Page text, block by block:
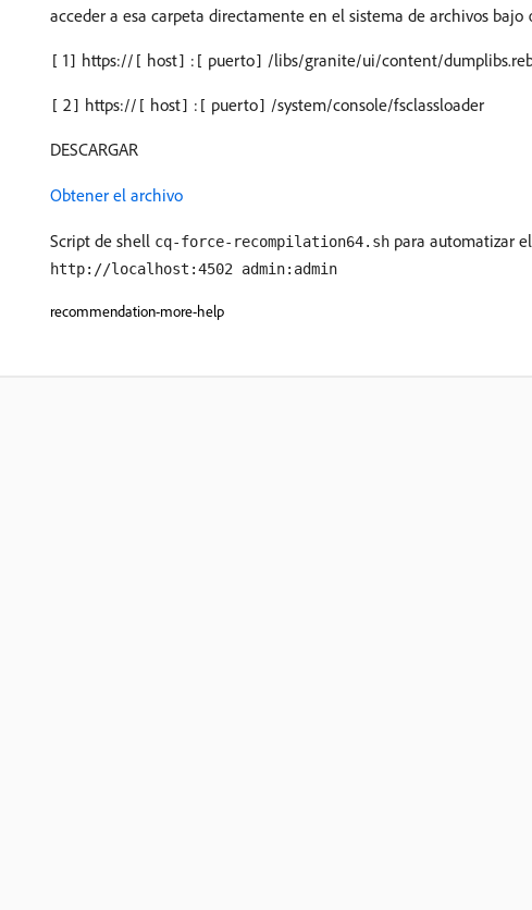
acceder a esa carpeta directamente en el sistema de archivos bajo
[ 1] https:// [ host] : [ puerto] /libs/granite/ui/content/
[ 2] https:// [ host] : [ puerto] /system/console/fsclassloader
DESCARGAR
Obtener el archivo
Script de shell cq-force-recompilation64.sh para automatizar
http://localhost:4502 admin:admin
recommendation-more-help